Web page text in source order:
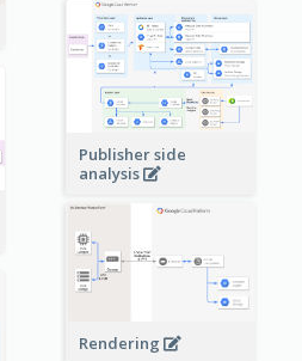
Publisher side
analysis
Rendering